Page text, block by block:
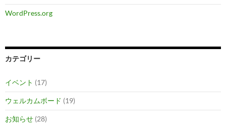
WordPress.org
カテゴリー
イベント (17)
ウェルカムボード (19)
お知らせ (28)